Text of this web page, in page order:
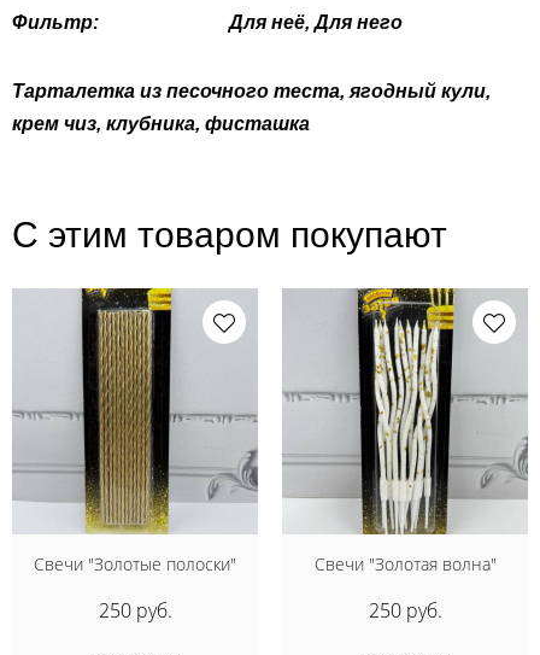
Фильтр:
Для неё, Для него
Тарталетка из песочного теста, ягодный кули,
крем чиз, клубника, фисташка
С этим товаром покупают
Свечи "Золотые полоски"
250 руб.
Свечи "Золотая волна"
250 руб.